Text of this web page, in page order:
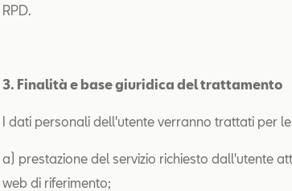
RPD.
3. Finalità e base giuridica del trattamento
I dati personali dell'utente verranno trattati per
a) prestazione del servizio richiesto dall'utente
web di riferimento;